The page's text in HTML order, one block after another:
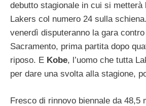
debutto stagionale in cui si metterà
Lakers col numero 24 sulla
venerdì disputeranno la gara
Sacramento, prima partita dopo
riposo. E Kobe, l’uomo che tutta
per dare una svolta alla stagione,
Fresco di rinnovo biennale da 48,5